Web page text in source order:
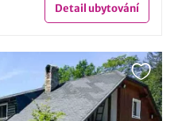
Detailubytování